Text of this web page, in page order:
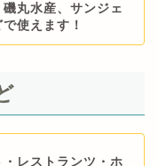
磯丸水産、サンジェ
使えます！
・レストランツ・ホ